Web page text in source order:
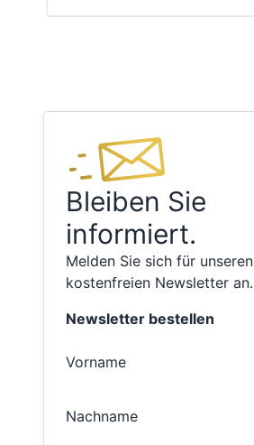
Bleiben Sie
informiert.
Melden Sie sich für unseren
kostenfreien Newsletter an.